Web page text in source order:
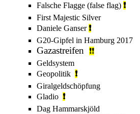
Falsche Flagge (false flag) ❗
First Majestic Silver
Daniele Ganser ❗
G20-Gipfel in Hamburg 2017
Gazastreifen
❗❗
Geldsystem
Geopolitik ❗
Giralgeldschöpfung
Gladio ❗
Dag Hammarskjöld